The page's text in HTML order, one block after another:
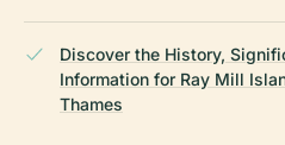
Discover the History,
Information for Ray Mill
Thames